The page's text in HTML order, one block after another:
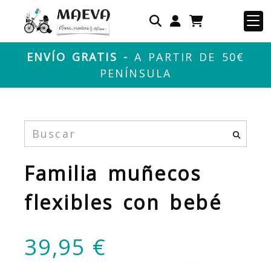
Identifícate
ENVÍO GRATIS - A PARTIR DE 50€
PENÍNSULA
Familia muñecos
flexibles con bebé
39,95 €